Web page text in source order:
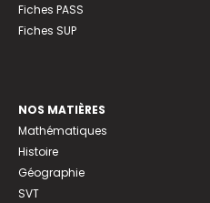
Fiches PASS
Fiches SUP
NOS MATIÈRES
Mathématiques
Histoire
Géographie
SVT